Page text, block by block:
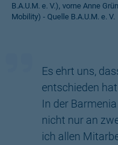
B.A.U.M. e. V.), vorne Anne
Mobility) - Quelle B.A.U.M. e. V.
Es ehrt uns,
entschieden
In der
nicht nur an
ich allen